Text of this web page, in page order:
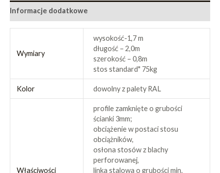
Informacje dodatkowe
Wymiary
wysokość-1,7 m
długość – 2,0m
szerokość – 0,8m
stos standard" 75kg
Kolor dowolny z palety RAL
Właściwości
profile zamknięte o grubości
ścianki 3mm;
obciążenie w postaci stosu
obciążników,
osłona stosów z blachy
perforowanej,
linka stalowa o grubości min.